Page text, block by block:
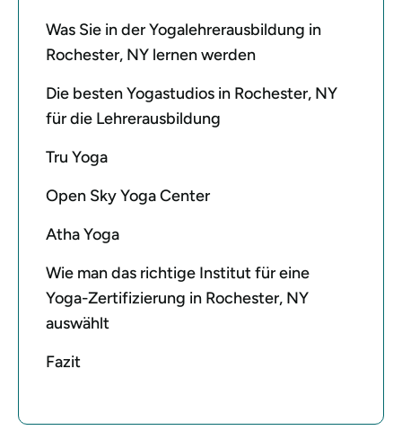
Was Sie in der Yogalehrerausbildung in
Rochester, NY lernen werden
Die besten Yogastudios in Rochester, NY
für die Lehrerausbildung
Tru Yoga
Open Sky Yoga Center
Atha Yoga
Wie man das richtige Institut für eine
Yoga-Zertifizierung in Rochester, NY
auswählt
Fazit